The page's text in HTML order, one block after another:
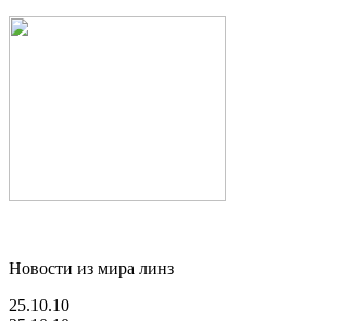
Новости из мира линз
25.10.10